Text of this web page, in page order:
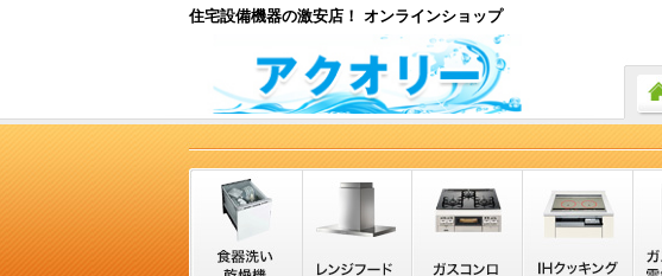
住宅設備機器の激安店！ オンラインショップ